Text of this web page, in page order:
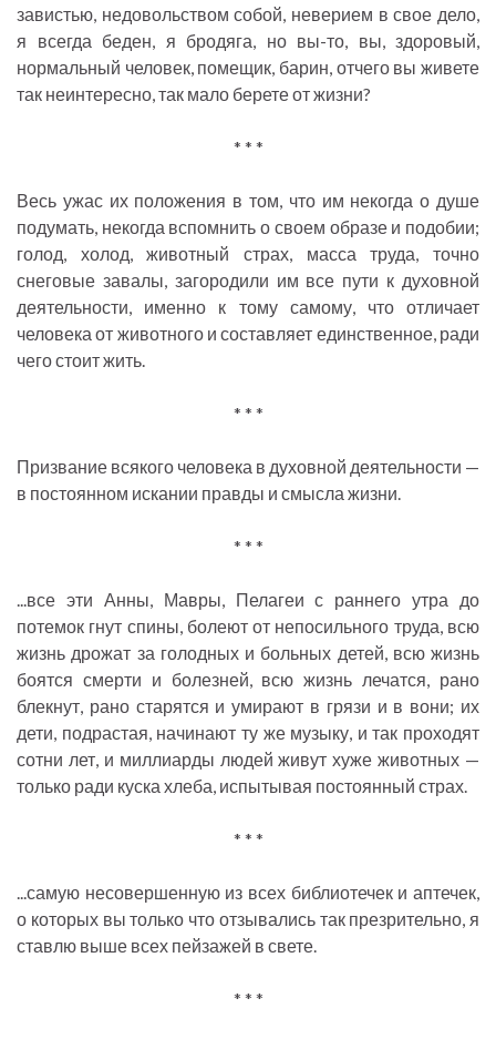
завистью, недовольством собой, неверием в свое дело,
я всегда беден, я бродяга, но вы-то, вы, здоровый,
нормальный человек, помещик, барин, отчего вы живете
так неинтересно, так мало берете от жизни?
* * *
Весь ужас их положения в том, что им некогда о душе
подумать, некогда вспомнить о своем образе и подобии;
голод, холод, животный страх, масса труда, точно
снеговые завалы, загородили им все пути к духовной
деятельности, именно к тому самому, что отличает
человека от животного и составляет единственное, ради
чего стоит жить.
* * *
Призвание всякого человека в духовной деятельности —
в постоянном искании правды и смысла жизни.
* * *
...все эти Анны, Мавры, Пелагеи с раннего утра до
потемок гнут спины, болеют от непосильного труда, всю
жизнь дрожат за голодных и больных детей, всю жизнь
боятся смерти и болезней, всю жизнь лечатся, рано
блекнут, рано старятся и умирают в грязи и в вони; их
дети, подрастая, начинают ту же музыку, и так проходят
сотни лет, и миллиарды людей живут хуже животных —
только ради куска хлеба, испытывая постоянный страх.
* * *
...самую несовершенную из всех библиотечек и аптечек,
о которых вы только что отзывались так презрительно, я
ставлю выше всех пейзажей в свете.
* * *